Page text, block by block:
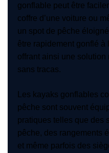
gonflable peut être
coffre d’une voiture ou
un spot de pêche
être rapidement gonflé à
offrant ainsi une solution
sans tracas.
Les kayaks gonflables
pêche sont souvent
pratiques telles que des
pêche, des rangements
et même parfois des